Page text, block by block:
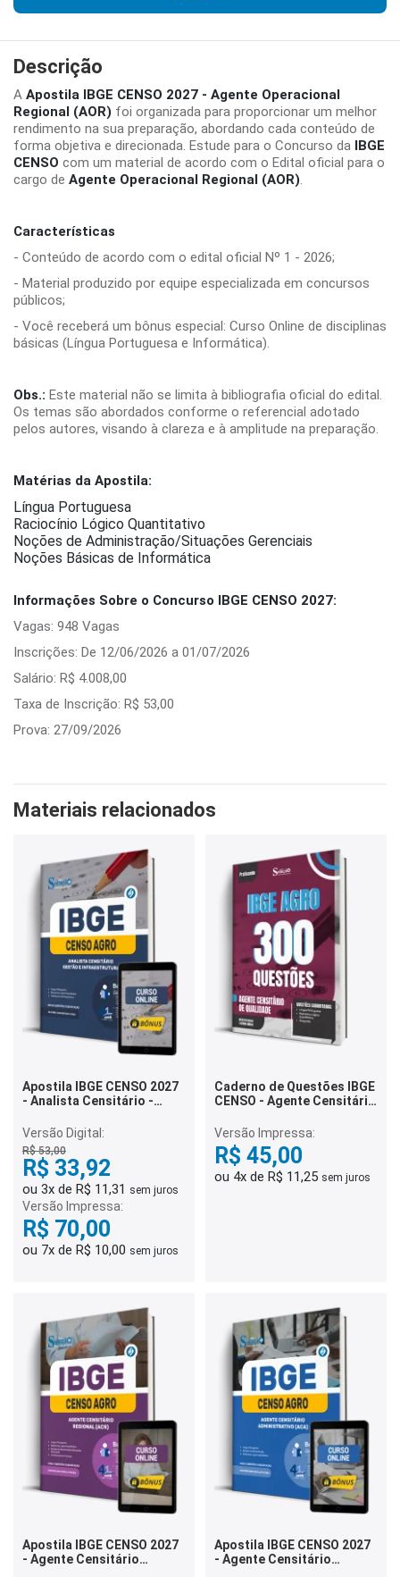
Descrição
A Apostila IBGE CENSO 2027 - Agente Operacional
Regional (AOR) foi organizada para proporcionar um melhor
rendimento na sua preparação, abordando cada conteúdo de
forma objetiva e direcionada. Estude para o Concurso da IBGE
CENSO com um material de acordo com o Edital oficial para o
cargo de Agente Operacional Regional (AOR).
Características
- Conteúdo de acordo com o edital oficial Nº 1 - 2026;
- Material produzido por equipe especializada em concursos
públicos;
- Você receberá um bônus especial: Curso Online de disciplinas
básicas (Língua Portuguesa e Informática).
Obs.: Este material não se limita à bibliografia oficial do edital.
Os temas são abordados conforme o referencial adotado
pelos autores, visando à clareza e à amplitude na preparação.
Matérias da Apostila:
Língua Portuguesa
Raciocínio Lógico Quantitativo
Noções de Administração/Situações Gerenciais
Noções Básicas de Informática
Informações Sobre o Concurso IBGE CENSO 2027:
Vagas: 948 Vagas
Inscrições: De 12/06/2026 a 01/07/2026
Salário: R$ 4.008,00
Taxa de Inscrição: R$ 53,00
Prova: 27/09/2026
Materiais relacionados
Apostila IBGE CENSO 2027
- Analista Censitário -
Versão Digital:
R$ 53,00
R$ 33,92
ou 3x de R$ 11,31 sem juros
Versão Impressa:
R$ 70,00
ou 7x de R$ 10,00 sem juros
Caderno de Questões IBGE
CENSO - Agente Censitário
Questões Gabaritadas
Versão Impressa:
R$ 45,00
ou 4x de R$ 11,25 sem juros
Apostila IBGE CENSO 2027
- Agente Censitário
Apostila IBGE CENSO 2027
- Agente Censitário